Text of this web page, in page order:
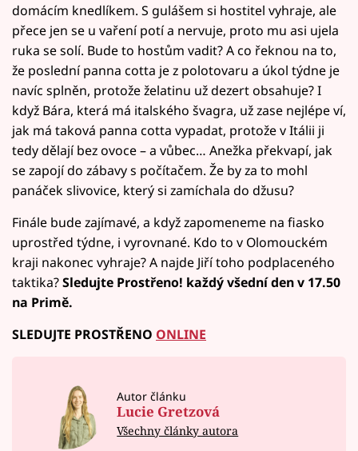
domácím knedlíkem. S gulášem si hostitel vyhraje, ale
přece jen se u vaření potí a nervuje, proto mu asi ujela
ruka se solí. Bude to hostům vadit? A co řeknou na to,
že poslední panna cotta je z polotovaru a úkol týdne je
navíc splněn, protože želatinu už dezert obsahuje? I
když Bára, která má italského švagra, už zase nejlépe ví,
jak má taková panna cotta vypadat, protože v Itálii ji
tedy dělají bez ovoce – a vůbec… Anežka překvapí, jak
se zapojí do zábavy s počítačem. Že by za to mohl
panáček slivovice, který si zamíchala do džusu?
Finále bude zajímavé, a když zapomeneme na fiasko
uprostřed týdne, i vyrovnané. Kdo to v Olomouckém
kraji nakonec vyhraje? A najde Jiří toho podplaceného
taktika?Sledujte Prostřeno! každý všední den v 17.50
na Primě.
SLEDUJTE PROSTŘENO ONLINE
Autor článku
Lucie Gretzová
Všechny články autora